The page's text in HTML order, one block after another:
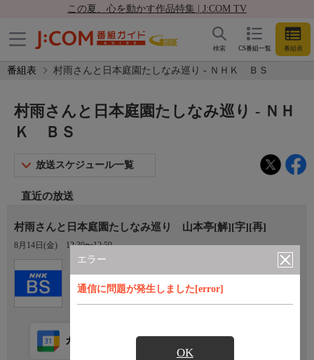
この夏、心を動かす作品特集 | J:COM TV
CS番組一覧 番組表
検索
番組表 村雨さんと日本庭園たしなみ巡り - ＮＨＫ ＢＳ
エラー
通信に問題が発生しました[error]
OK
村雨さんと日本庭園たしなみ巡り - ＮＨ
Ｋ ＢＳ
放送スケジュール一覧
直近の放送
村雨さんと日本庭園たしなみ巡り 山本亭[解][字][再]
8月14日(金) 12:30〜12:59
カレンダー登録 アプリ視聴